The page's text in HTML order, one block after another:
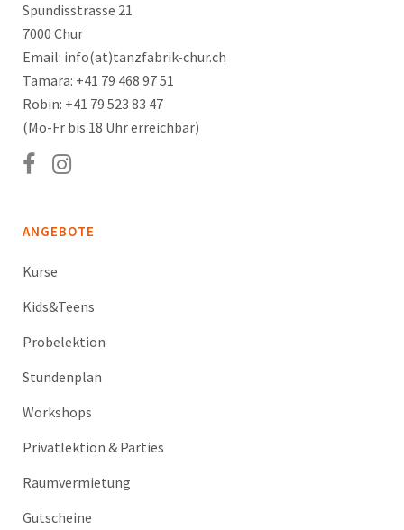
Spundisstrasse 21
7000 Chur
Email: info(at)tanzfabrik-chur.ch
Tamara: +41 79 468 97 51
Robin: +41 79 523 83 47
(Mo-Fr bis 18 Uhr erreichbar)
ANGEBOTE
Kurse
Kids&Teens
Probelektion
Stundenplan
Workshops
Privatlektion & Parties
Raumvermietung
Gutscheine